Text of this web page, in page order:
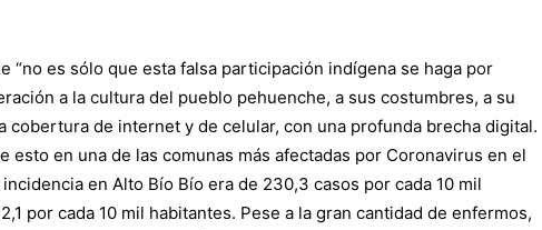
“no es sólo que esta falsa participación indígena se haga por
a la cultura del pueblo pehuenche, a sus costumbres, a su
cobertura de internet y de celular, con una profunda brecha digital.
esto en una de las comunas más afectadas por Coronavirus en el
en Alto Bío Bío era de 230,3 casos por cada 10 mil
por cada 10 mil habitantes. Pese a la gran cantidad de enfermos,